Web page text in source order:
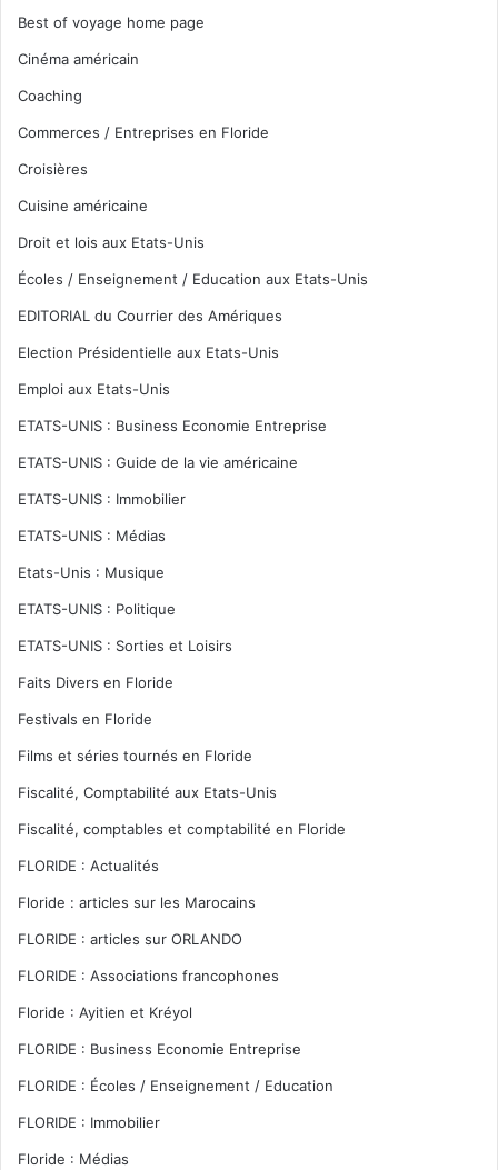
Best of voyage home page
Cinéma américain
Coaching
Commerces / Entreprises en Floride
Croisières
Cuisine américaine
Droit et lois aux Etats-Unis
Écoles / Enseignement / Education aux Etats-Unis
EDITORIAL du Courrier des Amériques
Election Présidentielle aux Etats-Unis
Emploi aux Etats-Unis
ETATS-UNIS : Business Economie Entreprise
ETATS-UNIS : Guide de la vie américaine
ETATS-UNIS : Immobilier
ETATS-UNIS : Médias
Etats-Unis : Musique
ETATS-UNIS : Politique
ETATS-UNIS : Sorties et Loisirs
Faits Divers en Floride
Festivals en Floride
Films et séries tournés en Floride
Fiscalité, Comptabilité aux Etats-Unis
Fiscalité, comptables et comptabilité en Floride
FLORIDE : Actualités
Floride : articles sur les Marocains
FLORIDE : articles sur ORLANDO
FLORIDE : Associations francophones
Floride : Ayitien et Kréyol
FLORIDE : Business Economie Entreprise
FLORIDE : Écoles / Enseignement / Education
FLORIDE : Immobilier
Floride : Médias